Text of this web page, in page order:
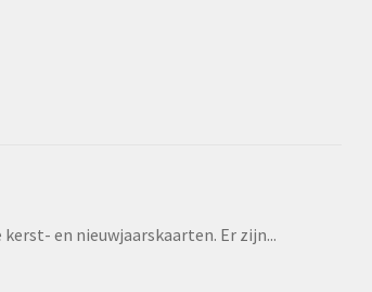
en nieuwjaarskaarten. Er zijn...